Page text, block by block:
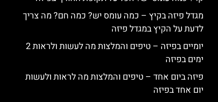
מגדל פיזה בקיץ – כמה עומס יש? כמה חם? מה צריך
לדעת על הקיץ במגדל פיזה
יומיים בפיזה – טיפים והמלצות מה לעשות ולראות 2
ימים בפיזה
פיזה ביום אחד – טיפים והמלצות מה לראות ולעשות
יום אחד בפיזה